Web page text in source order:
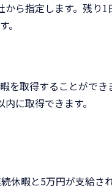
ら指定します。残り1
。
を取得することができ
に取得できます。
休暇と5万円が支給さ